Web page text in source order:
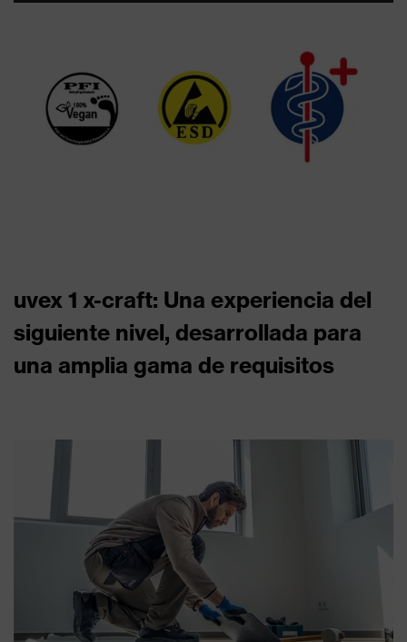
uvex 1 x-craft: Una experiencia del
siguiente nivel, desarrollada para
una amplia gama de requisitos